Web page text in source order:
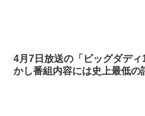
4月7日放送の「ビッグダデ
かし番組内容には史上最低